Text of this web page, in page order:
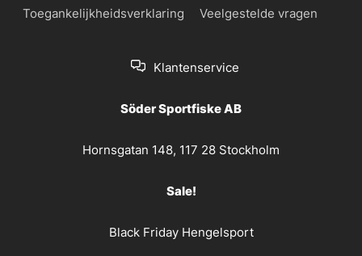
Toegankelijkheidsverklaring Veelgestelde vragen
Klantenservice
Söder Sportfiske AB
Hornsgatan 148, 117 28 Stockholm
Sale!
Black Friday Hengelsport